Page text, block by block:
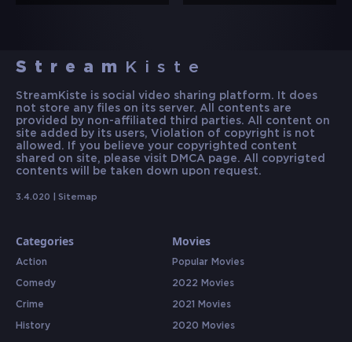
Stream Kiste
StreamKiste is social video sharing platform. It does
not store any files on its server. All contents are
provided by non-affiliated third parties. All content on
site added by its users, Violation of copyright is not
allowed. If you believe your copyrighted content
shared on site, please visit DMCA page. All copyrigted
contents will be taken down upon request.
3.4.020 | Sitemap
Categories
Action
Comedy
Crime
History
Movies
Popular Movies
2022 Movies
2021 Movies
2020 Movies